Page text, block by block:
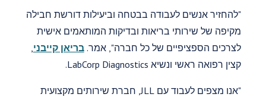
"להחזיר אנשים לעבודה בבטחה וביעילות דורשת חבילה
מקיפה של שירותי בריאות ובדיקות המותאמים אישית
לצרכים הספציפיים של כל חברה", אמר.בריאן קייבני
קצין רפואה ראשי ונשיא LabCorp Diagnostics.
"אנו מצפים לעבוד עם JLL, חברת שירותים מקצועית